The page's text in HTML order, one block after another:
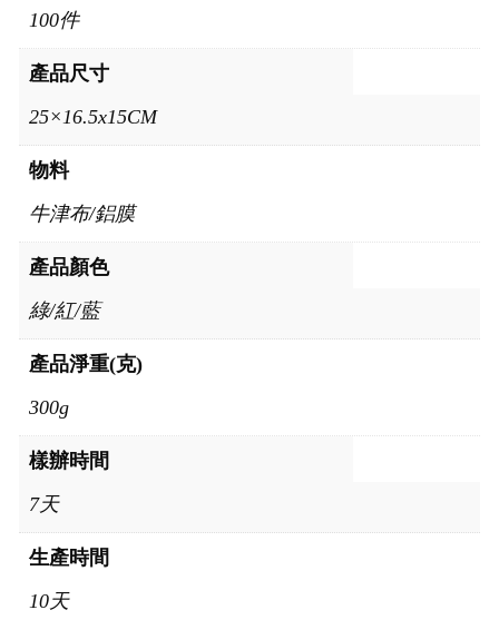
100件
產品尺寸
25×16.5x15CM
物料
牛津布/鋁膜
產品顏色
綠/紅/藍
產品淨重(克)
300g
樣辦時間
7天
生產時間
10天